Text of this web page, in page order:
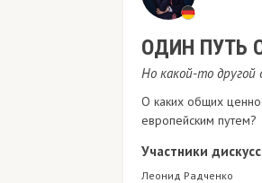
ОДИН ПУТЬ
Но какой-то другой
О каких общих
европейским путем?
Участники
Леонид Радченко